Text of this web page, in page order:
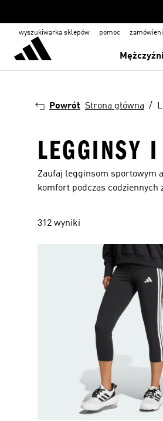
wyszukiwarka sklepów pomoc
Mężczyźni
Powrót Strona główna
LEGGINSY I
Zaufaj legginsom sportowym
komfort podczas
312 wyniki